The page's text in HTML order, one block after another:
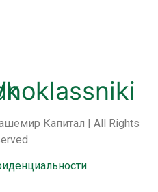
Капитал | All Rights